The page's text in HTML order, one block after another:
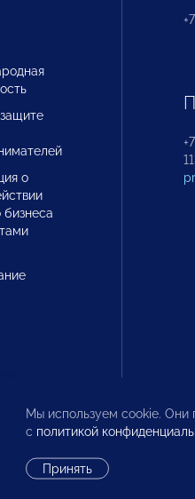
о
бизнеса
Мы используем cookie. Они
с политикой
Принять